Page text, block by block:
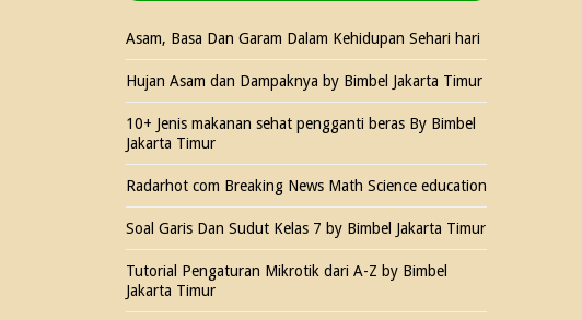
Asam, Basa Dan Garam Dalam Kehidupan Sehari hari
Hujan Asam dan Dampaknya by Bimbel Jakarta Timur
10+ Jenis makanan sehat pengganti beras By Bimbel
Jakarta Timur
Radarhot com Breaking News Math Science education
Soal Garis Dan Sudut Kelas 7 by Bimbel Jakarta Timur
Tutorial Pengaturan Mikrotik dari A-Z by Bimbel
Jakarta Timur